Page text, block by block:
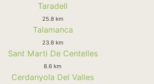
Taradell
25.8 km
Talamanca
23.8 km
Sant Marti De Centelles
8.6 km
Cerdanyola Del Valles